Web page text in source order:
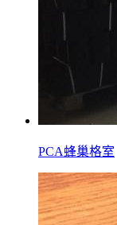
PCA蜂巢格室